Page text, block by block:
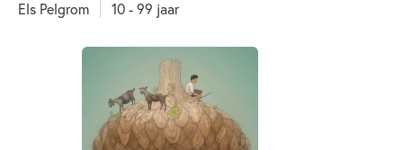
Els Pelgrom 10 - 99 jaar